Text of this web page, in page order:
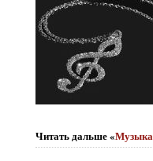
Читать дальше «